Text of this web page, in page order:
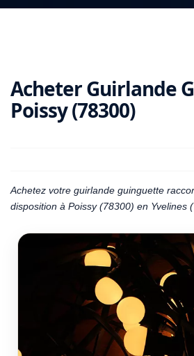
Acheter Guirlande
Poissy (78300)
Achetez votre guirlande guinguette
disposition à Poissy (78300) en Yvelines